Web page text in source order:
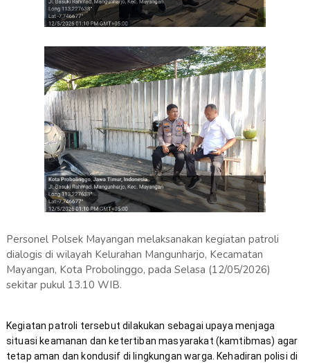
Personel Polsek Mayangan melaksanakan kegiatan patroli
dialogis di wilayah Kelurahan Mangunharjo, Kecamatan
Mayangan, Kota Probolinggo, pada Selasa (12/05/2026)
sekitar pukul 13.10 WIB.
Kegiatan patroli tersebut dilakukan sebagai upaya menjaga
situasi keamanan dan ketertiban masyarakat (kamtibmas) agar
tetap aman dan kondusif di lingkungan warga. Kehadiran polisi di